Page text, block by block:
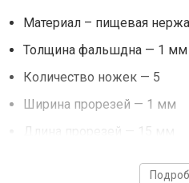
Материал – пищевая
Толщина фальшдна — 1 мм
Количество ножек — 5
Ширина прорезей — 1 мм
Длина прорезей — 15 мм
Фальшдно — неотъемлемый